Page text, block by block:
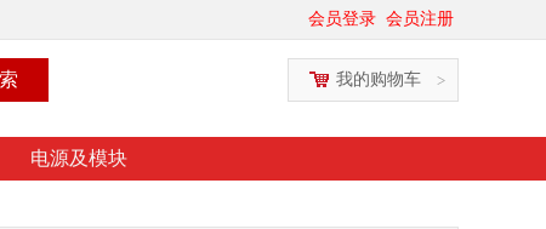
会员登录 会员注册
>
我的购物车
电源及模块